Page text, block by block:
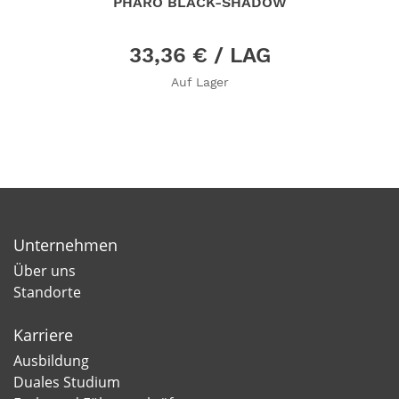
33,36 € / LAG
Auf Lager
Unternehmen
Über uns
Standorte
Karriere
Ausbildung
Duales Studium